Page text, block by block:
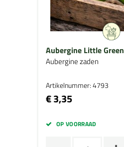
Aubergine Little Green
Aubergine zaden
Artikelnummer: 4793
€ 3,35
OP VOORRAAD